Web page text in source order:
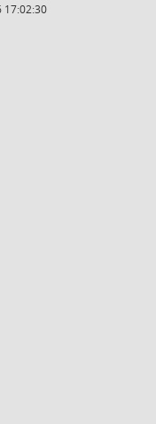
17:02:30